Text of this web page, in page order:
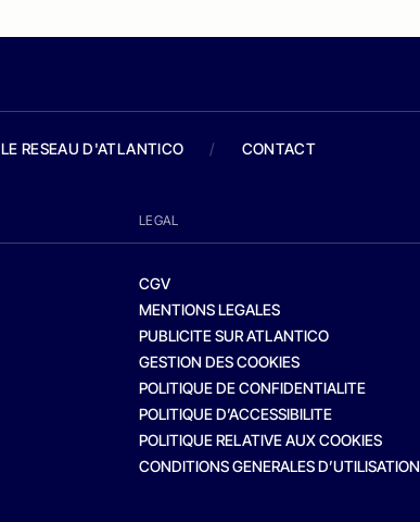
LE RESEAU D'ATLANTICO / CONTACT
LEGAL
CGV
MENTIONS LEGALES
PUBLICITE SUR ATLANTICO
GESTION DES COOKIES
POLITIQUE DE CONFIDENTIALITE
POLITIQUE D’ACCESSIBILITE
POLITIQUE RELATIVE AUX COOKIES
CONDITIONS GENERALES D’UTILISATION